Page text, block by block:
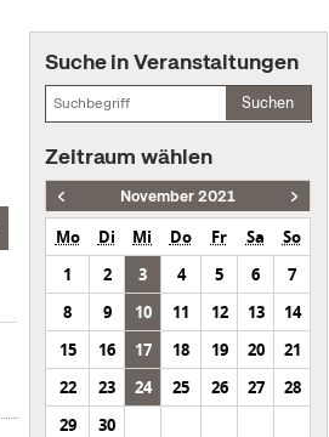
Suche in Veranstaltungen
Suchen
Zeitraum wählen
November 2021
Mo Di Mi Do Fr Sa
So
1
2 3 4 5 6
7
8
9 10 11 12 13
14
15
16 17 18 19 20
21
22
23 24 25 26 27
28
29
30